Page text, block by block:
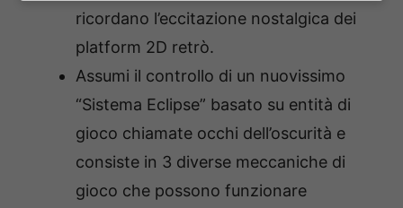
ricordano l’eccitazione nostalgica dei
platform 2D retrò.
Assumi il controllo di un nuovissimo
“Sistema Eclipse” basato su entità di
gioco chiamate occhi dell’oscurità e
consiste in 3 diverse meccaniche di
gioco che possono funzionare